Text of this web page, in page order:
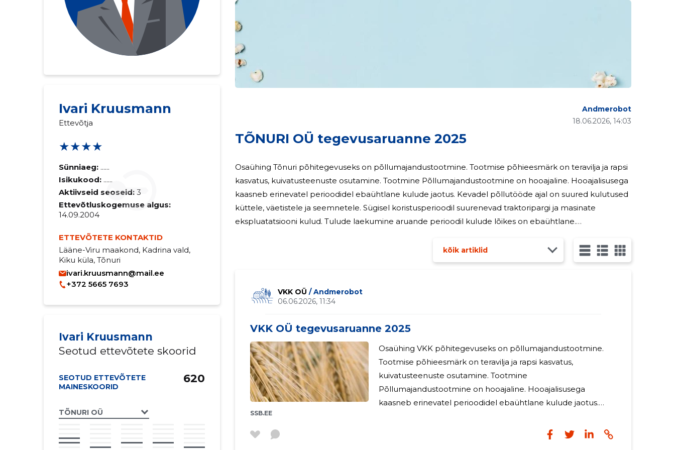
Ivari Kruusmann
Ettevõtja
★★★★
Sünniaeg: ......
Isikukood: ......
Aktiivseid seoseid: 3
Ettevõtluskogemuse algus:
14.09.2004
ETTEVÕTETE KONTAKTID
Lääne-Viru maakond, Kadrina vald,
Kiku küla, Tõnuri
ivari.kruusmann@mail.ee
+372 5665 7693
Ivari Kruusmann
Seotud ettevõtete skoorid
SEOTUD ETTEVÕTETE
MAINESKOORID
TÕNURI OÜ
620
TÕNURI OÜ tegevusaruanne 2025
18.06.2026, 14:03
Andmerobot
Osaühing Tõnuri põhitegevuseks on põllumajandustootmine. Tootmise põhieesmärk on teravilja ja rapsi
kasvatus, kuivatusteenuste osutamine. Tootmine Põllumajandustootmine on hooajaline. Hooajalisusega
kaasneb erinevatel perioodidel ebaühtlane kulude jaotus. Kevadel põllutööde ajal on suured kulutused
küttele, väetistele ja seemnetele. Sügisel koristusperioodil suurenevad traktoripargi ja masinate
ekspluatatsiooni kulud. Tulude laekumine aruande perioodil kulude lõikes on ebaühtlane.
kõik artiklid
VKK OÜ / Andmerobot
06.06.2026, 11:34
VKK OÜ tegevusaruanne 2025
SSB.EE
Osaühing VKK põhitegevuseks on põllumajandustootmine.
Tootmise põhieesmärk on teravilja ja rapsi kasvatus,
kuivatusteenuste osutamine. Tootmine
Põllumajandustootmine on hooajaline. Hooajalisusega
kaasneb erinevatel perioodidel ebaühtlane kulude jaotus.
väetistele ja seemnetele. Sügisel koristusperioodil suurenevad